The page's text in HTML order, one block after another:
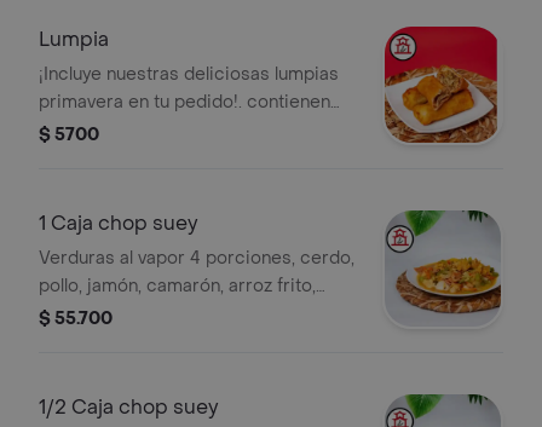
Lumpia
¡Incluye nuestras deliciosas lumpias
primavera en tu pedido!. contienen
jamón y verdura.
$ 5700
1 Caja chop suey
Verduras al vapor 4 porciones, cerdo,
pollo, jamón, camarón, arroz frito,
salsa agridulce.
$ 55.700
1/2 Caja chop suey